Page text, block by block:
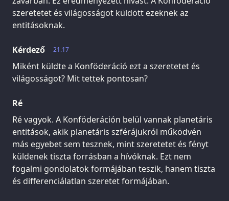
szeretetet és világosságot küldött ezeknek az
entitásoknak.
21.17
Kérdező
Miként küldte a Konföderáció ezt a szeretetet és
világosságot? Mit tettek pontosan?
Ré
Ré vagyok. A Konföderáción belül vannak planetáris
entitások, akik planetáris szférájukról működvén
más egyebet sem tesznek, mint szeretetet és fényt
küldenek tiszta forrásban a hívóknak. Ezt nem
fogalmi gondolatok formájában teszik, hanem tiszta
és differenciálatlan szeretet formájában.